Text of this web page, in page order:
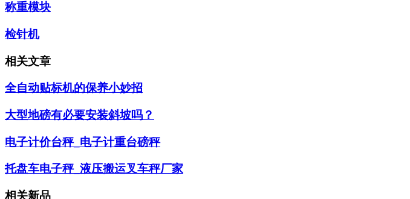
称重模块
检针机
相关文章
全自动贴标机的保养小妙招
大型地磅有必要安装斜坡吗？
电子计价台秤_电子计重台磅秤
托盘车电子秤_液压搬运叉车秤厂家
相关新品